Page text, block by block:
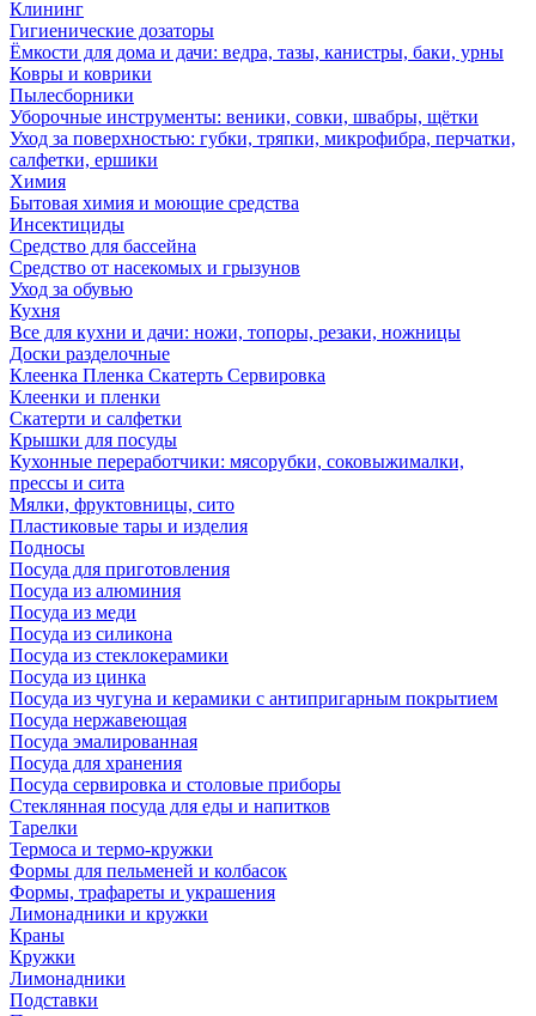
Клининг
Гигиенические дозаторы
Ёмкости для дома и дачи: ведра, тазы, канистры, баки, урны
Ковры и коврики
Пылесборники
Уборочные инструменты: веники, совки, швабры, щётки
Уход за поверхностью: губки, тряпки, микрофибра, перчатки,
салфетки, ершики
Химия
Бытовая химия и моющие средства
Инсектициды
Средство для бассейна
Средство от насекомых и грызунов
Уход за обувью
Кухня
Все для кухни и дачи: ножи, топоры, резаки, ножницы
Доски разделочные
Клеенка Пленка Скатерть Сервировка
Клеенки и пленки
Скатерти и салфетки
Крышки для посуды
Кухонные переработчики: мясорубки, соковыжималки,
прессы и сита
Мялки, фруктовницы, сито
Пластиковые тары и изделия
Подносы
Посуда для приготовления
Посуда из алюминия
Посуда из меди
Посуда из силикона
Посуда из стеклокерамики
Посуда из цинка
Посуда из чугуна и керамики с антипригарным покрытием
Посуда нержавеющая
Посуда эмалированная
Посуда для хранения
Посуда сервировка и столовые приборы
Стеклянная посуда для еды и напитков
Тарелки
Термоса и термо-кружки
Формы для пельменей и колбасок
Формы, трафареты и украшения
Лимонадники и кружки
Краны
Кружки
Лимонадники
Подставки